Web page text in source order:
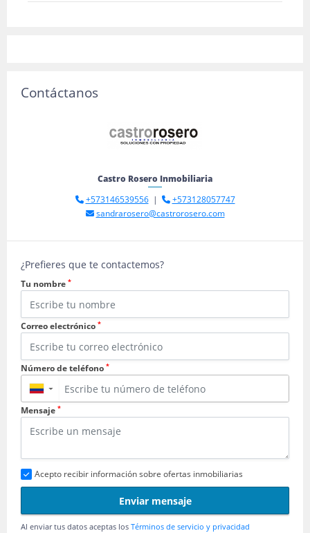
Contáctanos
Castro Rosero Inmobiliaria
+573146539556|
+573128057747
sandrarosero@castrorosero.com
¿Prefieres que te contactemos?
Tu nombre *
Correo electrónico *
Número de teléfono *
▼
Mensaje *
Acepto recibir información sobre ofertas inmobiliarias
Enviar mensaje
Al enviar tus datos aceptas los Términos de servicio y privacidad